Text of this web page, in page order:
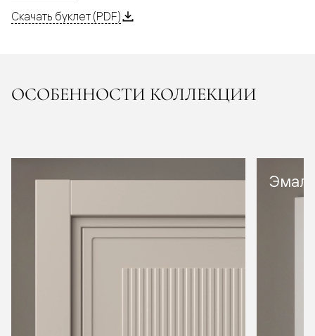
Скачать буклет (PDF)
ОСОБЕННОСТИ КОЛЛЕКЦИИ